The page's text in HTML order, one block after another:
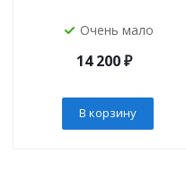
Очень мало
14 200₽
В корзину